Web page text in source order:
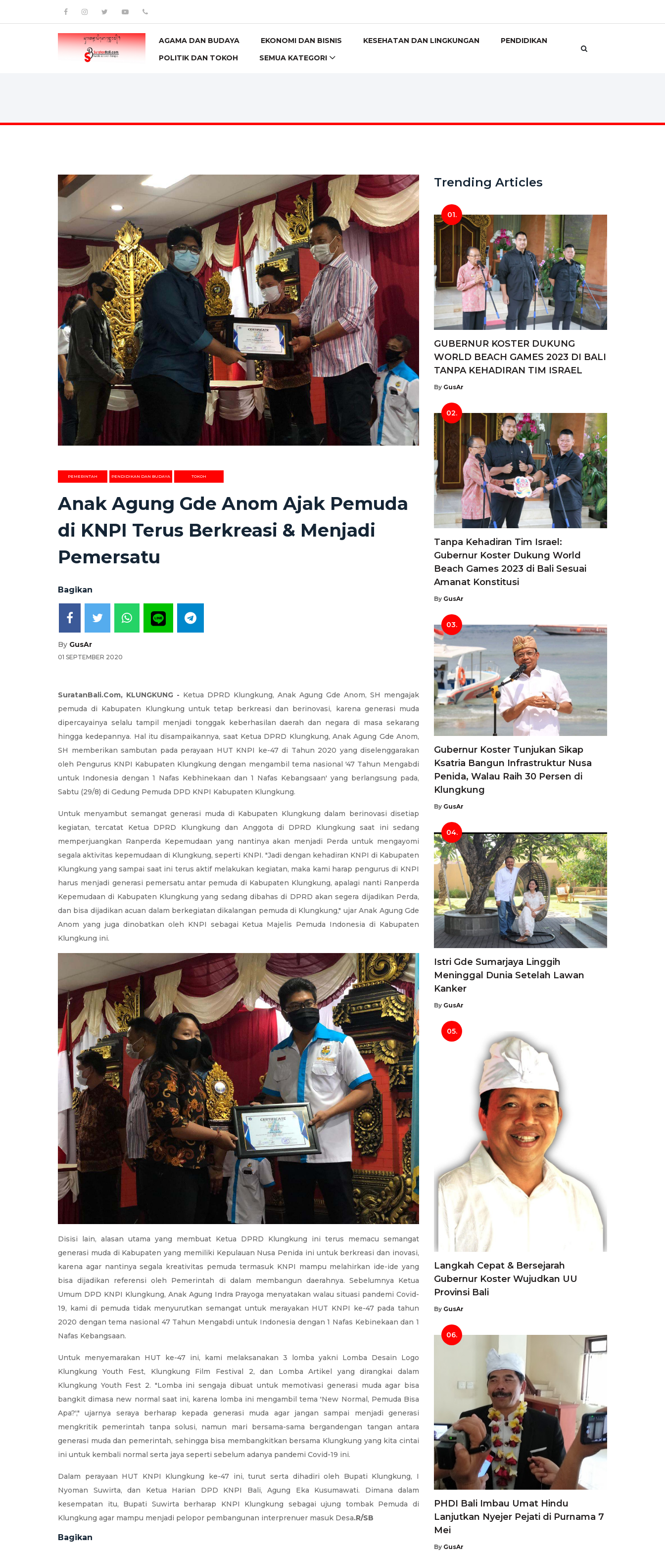
AGAMA DAN BUDAYA EKONOMI DAN BISNIS KESEHATAN DAN LINGKUNGAN
PENDIDIKAN
POLITIK DAN TOKOH
SEMUA KATEGORI
PEMERINTAH PENDIDIKAN DAN BUDAYA TOKOH
Anak Agung Gde Anom Ajak Pemuda
di KNPI Terus Berkreasi & Menjadi
Pemersatu
Bagikan
By GusAr
01 SEPTEMBER 2020
SuratanBali.Com, KLUNGKUNG - Ketua DPRD Klungkung, Anak Agung Gde Anom, SH mengajak
pemuda di Kabupaten Klungkung untuk tetap berkreasi dan berinovasi, karena generasi muda
dipercayainya selalu tampil menjadi tonggak keberhasilan daerah dan negara di masa sekarang
hingga kedepannya. Hal itu disampaikannya, saat Ketua DPRD Klungkung, Anak Agung Gde Anom,
SH memberikan sambutan pada perayaan HUT KNPI ke-47 di Tahun 2020 yang diselenggarakan
oleh Pengurus KNPI Kabupaten Klungkung dengan mengambil tema nasional '47 Tahun Mengabdi
untuk Indonesia dengan 1 Nafas Kebhinekaan dan 1 Nafas Kebangsaan' yang berlangsung pada,
Sabtu (29/8) di Gedung Pemuda DPD KNPI Kabupaten Klungkung.
Untuk menyambut semangat generasi muda di Kabupaten Klungkung dalam berinovasi disetiap
kegiatan, tercatat Ketua DPRD Klungkung dan Anggota di DPRD Klungkung saat ini sedang
memperjuangkan Ranperda Kepemudaan yang nantinya akan menjadi Perda untuk mengayomi
segala aktivitas kepemudaan di Klungkung, seperti KNPI. "Jadi dengan kehadiran KNPI di Kabupaten
Klungkung yang sampai saat ini terus aktif melakukan kegiatan, maka kami harap pengurus di KNPI
harus menjadi generasi pemersatu antar pemuda di Kabupaten Klungkung, apalagi nanti Ranperda
Kepemudaan di Kabupaten Klungkung yang sedang dibahas di DPRD akan segera dijadikan Perda,
dan bisa dijadikan acuan dalam berkegiatan dikalangan pemuda di Klungkung," ujar Anak Agung Gde
Anom yang juga dinobatkan oleh KNPI sebagai Ketua Majelis Pemuda Indonesia di Kabupaten
Klungkung ini.
Disisi lain, alasan utama yang membuat Ketua DPRD Klungkung ini terus memacu semangat
generasi muda di Kabupaten yang memiliki Kepulauan Nusa Penida ini untuk berkreasi dan inovasi,
karena agar nantinya segala kreativitas pemuda termasuk KNPI mampu melahirkan ide-ide yang
bisa dijadikan referensi oleh Pemerintah di dalam membangun daerahnya. Sebelumnya Ketua
Umum DPD KNPI Klungkung, Anak Agung Indra Prayoga menyatakan walau situasi pandemi Covid-
19, kami di pemuda tidak menyurutkan semangat untuk merayakan HUT KNPI ke-47 pada tahun
2020 dengan tema nasional 47 Tahun Mengabdi untuk Indonesia dengan 1 Nafas Kebinekaan dan 1
Nafas Kebangsaan.
Untuk menyemarakan HUT ke-47 ini, kami melaksanakan 3 lomba yakni Lomba Desain Logo
Klungkung Youth Fest, Klungkung Film Festival 2, dan Lomba Artikel yang dirangkai dalam
Klungkung Youth Fest 2. "Lomba ini sengaja dibuat untuk memotivasi generasi muda agar bisa
bangkit dimasa new normal saat ini, karena lomba ini mengambil tema 'New Normal, Pemuda Bisa
Apa?'," ujarnya seraya berharap kepada generasi muda agar jangan sampai menjadi generasi
mengkritik pemerintah tanpa solusi, namun mari bersama-sama bergandengan tangan antara
generasi muda dan pemerintah, sehingga bisa membangkitkan bersama Klungkung yang kita cintai
ini untuk kembali normal serta jaya seperti sebelum adanya pandemi Covid-19 ini.
Dalam perayaan HUT KNPI Klungkung ke-47 ini, turut serta dihadiri oleh Bupati Klungkung, I
Nyoman Suwirta, dan Ketua Harian DPD KNPI Bali, Agung Eka Kusumawati. Dimana dalam
kesempatan itu, Bupati Suwirta berharap KNPI Klungkung sebagai ujung tombak Pemuda di
Klungkung agar mampu menjadi pelopor pembangunan interprenuer masuk Desa.R/SB
Bagikan
Trending Articles
01.
GUBERNUR KOSTER DUKUNG
WORLD BEACH GAMES 2023 DI BALI
TANPA KEHADIRAN TIM ISRAEL
By GusAr
02.
Tanpa Kehadiran Tim Israel:
Gubernur Koster Dukung World
Beach Games 2023 di Bali Sesuai
Amanat Konstitusi
By GusAr
03.
Gubernur Koster Tunjukan Sikap
Ksatria Bangun Infrastruktur Nusa
Penida, Walau Raih 30 Persen di
Klungkung
By GusAr
04.
Istri Gde Sumarjaya Linggih
Meninggal Dunia Setelah Lawan
Kanker
By GusAr
05.
Langkah Cepat & Bersejarah
Gubernur Koster Wujudkan UU
Provinsi Bali
By GusAr
06.
PHDI Bali Imbau Umat Hindu
Lanjutkan Nyejer Pejati di Purnama 7
Mei
By GusAr